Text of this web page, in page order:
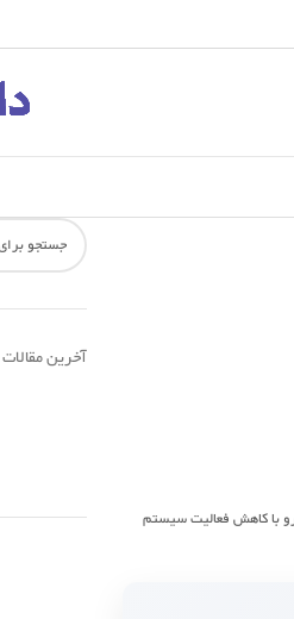
با کاهش فعالیت سیستم
آخرین مقالات